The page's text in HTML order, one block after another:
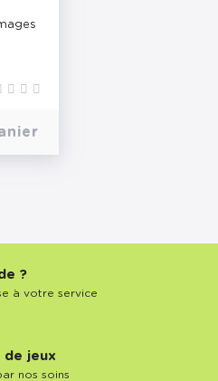
?
à votre service
de jeux
nos soins